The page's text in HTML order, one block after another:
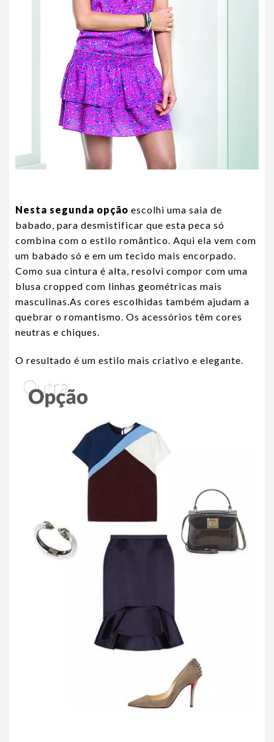
Nesta segunda opção escolhi uma saia de
babado, para desmistificar que esta peca só
combina com o estilo romântico. Aqui ela vem com
um babado só e em um tecido mais encorpado.
Como sua cintura é alta, resolvi compor com uma
blusa cropped com linhas geométricas mais
masculinas.As cores escolhidas também ajudam a
quebrar o romantismo. Os acessórios têm cores
neutras e chiques.
O resultado é um estilo mais criativo e elegante.